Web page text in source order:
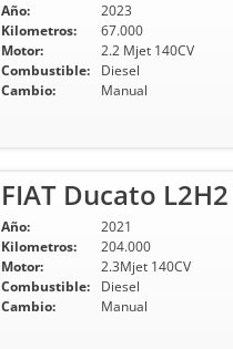
Año:
2023
Kilometros:
67.000
Motor:
2.2 Mjet 140CV
Combustible:
Diesel
Cambio:
Manual
FIAT Ducato
Año:
2021
Kilometros:
204.000
Motor:
2.3Mjet 140CV
Combustible:
Diesel
Cambio:
Manual